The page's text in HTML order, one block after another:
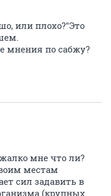
или плохо?"Это
мнения по сабжу?
мне что ли?
местам
сил задавить в
(крупных